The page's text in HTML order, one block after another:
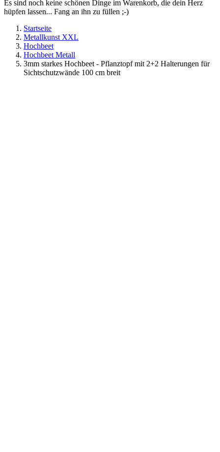
Es sind noch keine schönen Dinge im Warenkorb, die dein Herz
hüpfen lassen... Fang an ihn zu füllen ;-)
Startseite
Metallkunst XXL
Hochbeet
Hochbeet Metall
3mm starkes Hochbeet - Pflanztopf mit 2+2 Halterungen für
Sichtschutzwände 100 cm breit